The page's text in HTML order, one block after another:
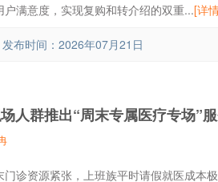
满意度，实现复购和转介绍的双重...[详
发布时间：2026年07月21日
人群推出“周末专属医疗专场”
诊资源紧张，上班族平时请假就医成本